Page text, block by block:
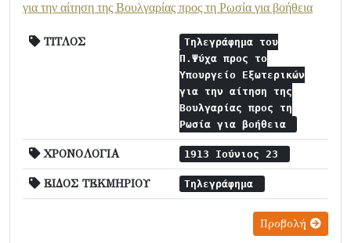
για την αίτηση της Βουλγαρίας προς τη Ρωσία για βοήθεια
ΤΙΤΛΟΣ
Τηλεγράφημα του
Π.Ψύχα προς το
Υπουργείο Εξωτερικών
για την αίτηση της
Βουλγαρίας προς τη
Ρωσία για βοήθεια
ΧΡΟΝΟΛΟΓΙΑ 1913 Ιούνιος 23
ΕΙΔΟΣ ΤΕΚΜΗΡΙΟΥ Τηλεγράφημα
Προβολή